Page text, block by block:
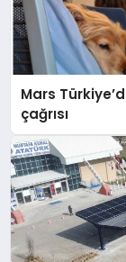
Mars
çağrısı